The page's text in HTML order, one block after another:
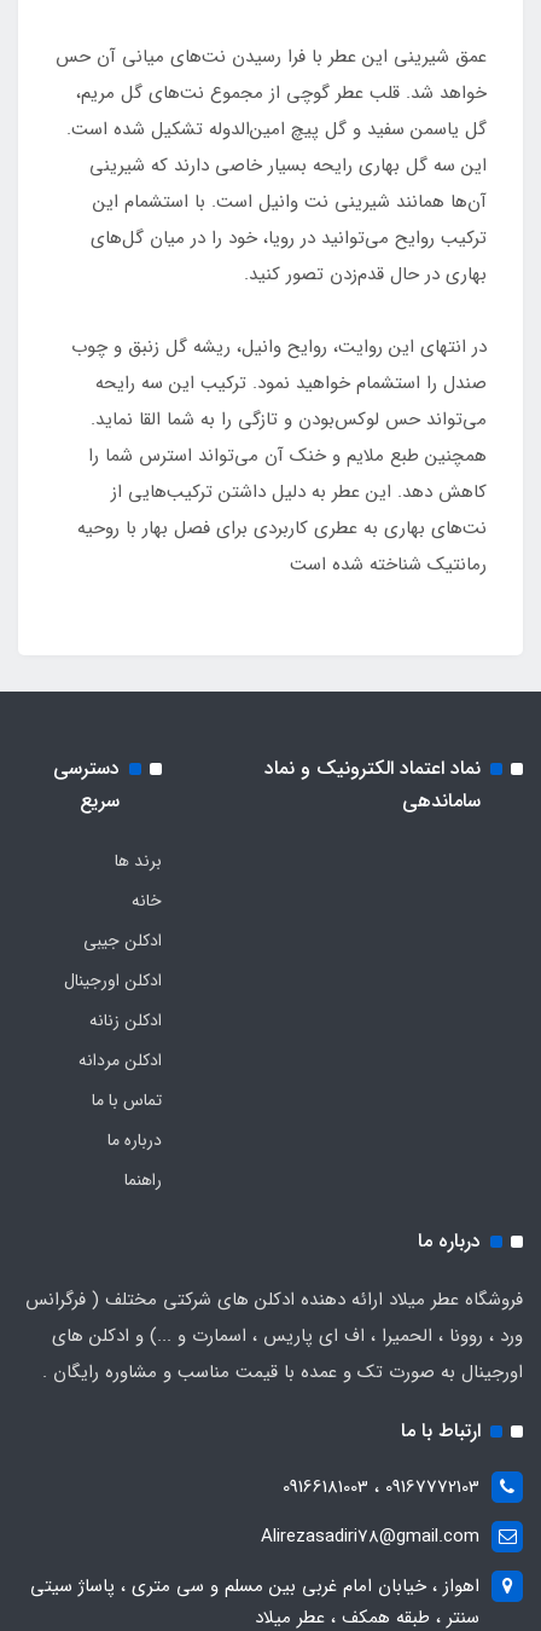
عمق شیرینی این عطر با فرا رسیدن نت‌های میانی آن حس
خواهد شد. قلب عطر گوچی از مجموع نت‌های گل مریم،
گل یاسمن سفید و گل پیچ امین‌الدوله تشکیل شده است.
این سه گل بهاری رایحه بسیار خاصی دارند که شیرینی
آن‌ها همانند شیرینی نت وانیل است. با استشمام این
ترکیب روایح می‌توانید در رویا، خود را در میان گل‌های
بهاری در حال قدم‌زدن تصور کنید.
در انتهای این روایت، روایح وانیل، ریشه گل زنبق و چوب
صندل را استشمام خواهید نمود. ترکیب این سه رایحه
می‌تواند حس لوکس‌بودن و تازگی را به شما القا نماید.
همچنین طبع ملایم و خنک آن می‌تواند استرس شما را
کاهش دهد. این عطر به دلیل داشتن ترکیب‌هایی از
نت‌های بهاری به عطری کاربردی برای فصل بهار با روحیه
رمانتیک شناخته شده است
نماد اعتماد الکترونیک و نماد
ساماندهی
دسترسی
سریع
برند ها
خانه
ادکلن جیبی
ادکلن اورجینال
ادکلن زنانه
ادکلن مردانه
تماس با ما
درباره ما
راهنما
درباره ما
فروشگاه عطر میلاد ارائه دهنده ادکلن های شرکتی مختلف ( فرگرانس
ورد ، روونا ، الحمیرا ، اف ای پاریس ، اسمارت و ...) و ادکلن های
اورجینال به صورت تک و عمده با قیمت مناسب و مشاوره رایگان .
ارتباط با ما
09167772103 ، 09166181003
Alirezasadiri78@gmail.com
اهواز ، خیابان امام غربی بین مسلم و سی متری ، پاساژ سیتی
سنتر ، طبقه همکف ، عطر میلاد